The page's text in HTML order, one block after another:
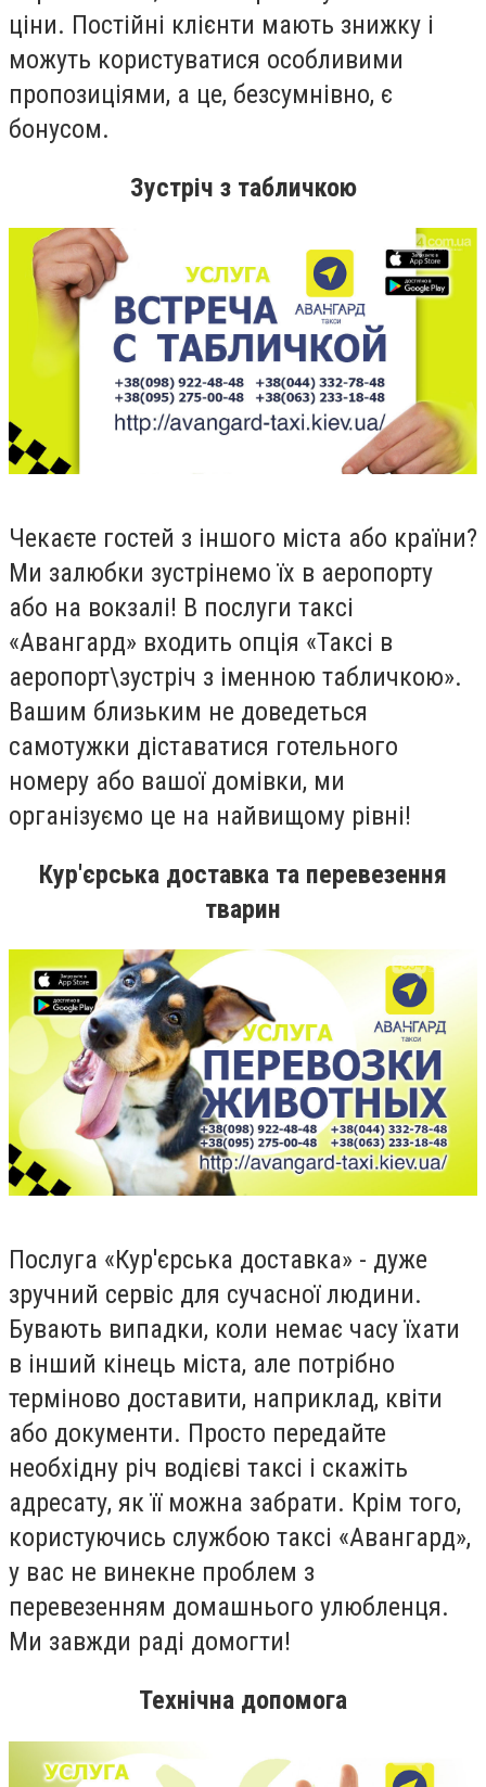
ціни. Постійні клієнти мають знижку і
можуть користуватися особливими
пропозиціями, а це, безсумнівно, є
бонусом.
Зустріч з табличкою
Чекаєте гостей з іншого міста або країни?
Ми залюбки зустрінемо їх в аеропорту
або на вокзалі! В послуги таксі
«Авангард» входить опція «Таксі в
аеропорт\зустріч з іменною табличкою».
Вашим близьким не доведеться
самотужки діставатися готельного
номеру або вашої домівки, ми
організуємо це на найвищому рівні!
Кур'єрська доставка та перевезення
тварин
Послуга «Кур'єрська доставка» - дуже
зручний сервіс для сучасної людини.
Бувають випадки, коли немає часу їхати
в інший кінець міста, але потрібно
терміново доставити, наприклад, квіти
або документи. Просто передайте
необхідну річ водієві таксі і скажіть
адресату, як її можна забрати. Крім того,
користуючись службою таксі «Авангард»,
у вас не винекне проблем з
перевезенням домашнього улюбленця.
Ми завжди раді домогти!
Технічна допомога